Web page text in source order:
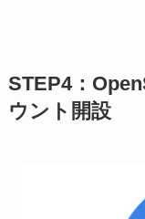
STEP4：
ウント開設